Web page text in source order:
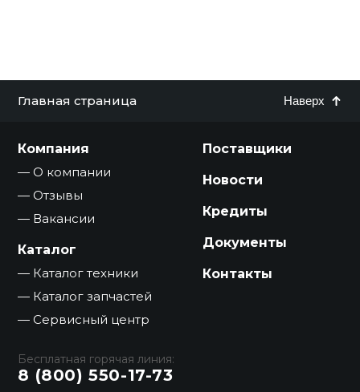
Главная страница Наверх
Компания
О компании
Отзывы
Вакансии
Каталог
Каталог техники
Каталог запчастей
Сервисный центр
Поставщики
Новости
Кредиты
Документы
Контакты
Бесплатная горячая линия:
8 (800) 550-17-73